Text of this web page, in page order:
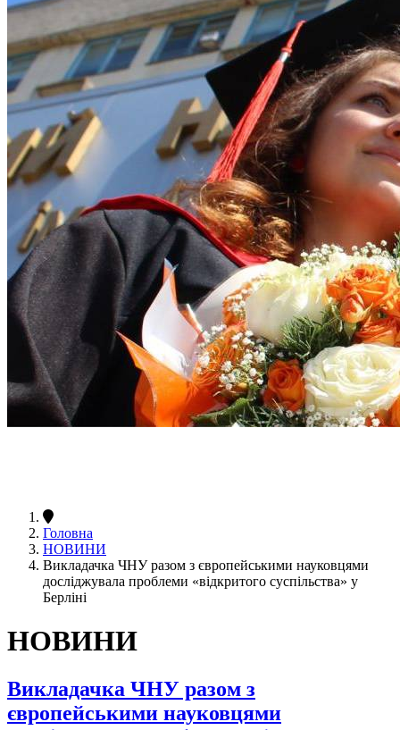
Головна
НОВИНИ
Викладачка ЧНУ разом з європейськими науковцями
досліджувала проблеми «відкритого суспільства» у
Берліні
НОВИНИ
Викладачка ЧНУ разом з
європейськими науковцями